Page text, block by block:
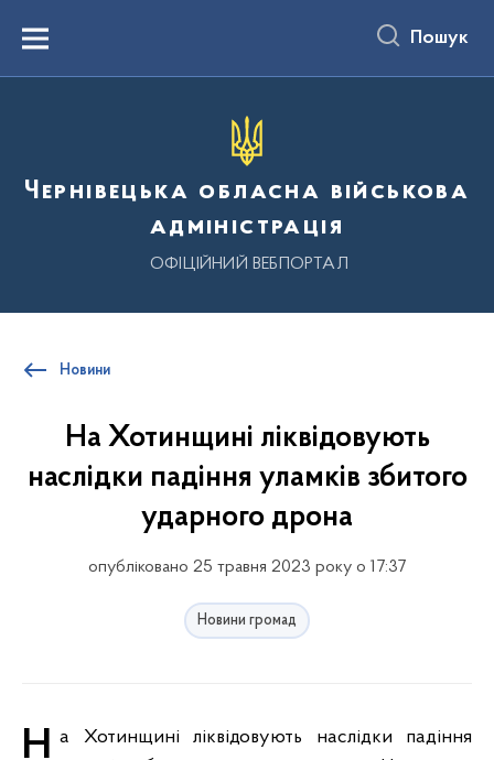
вмістуMenu Пошук
Чернівецька обласна військова
адміністрація
ОФІЦІЙНИЙ ВЕБПОРТАЛ
Новини
На Хотинщині ліквідовують
наслідки падіння уламків збитого
ударного дрона
опубліковано 25 травня 2023 року о 17:37
Новини громад
На Хотинщині ліквідовують наслідки падіння